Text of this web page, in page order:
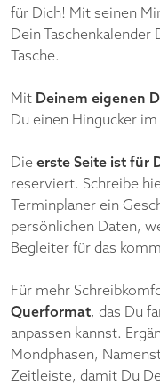
für Dich! Mit seinen
Dein
Tasche.
Mit Deinem eigenen
Du einen Hingucker
Die erste Seite ist für
reserviert. Schreibe
Terminplaner ein
persönlichen Daten,
Begleiter für das
Für mehr
Querformat, das Du
anpassen kannst.
Mondphasen,
Zeitleiste, damit Du